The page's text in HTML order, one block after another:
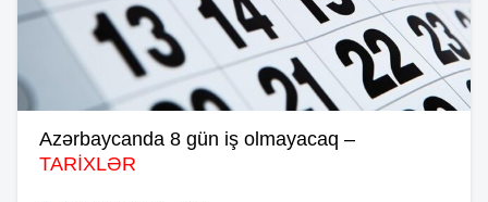
Azərbaycanda 8 gün iş olmayacaq –
TARİXLƏR